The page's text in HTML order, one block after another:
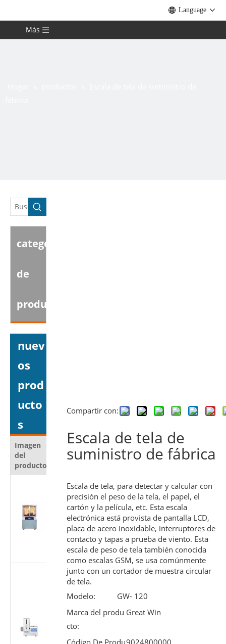
Language
Más
categoria
de
producto
nuev
os
prod
ucto
s
Imagen
del
producto
Nombre del
producto
Probador
automático
resistencia al
corte para
materiales
protectores
Probador de
rendimiento
deslizante de
médica |
Máquina de
prueba de
Compartir con:
Escala de tela de
suministro de fábrica
Escala de tela, para detectar y calcular con
precisión el peso de la tela, el papel, el
cartón y la película, etc. Esta escala
electrónica está provista de pantalla LCD,
placa de acero inoxidable, interruptores de
contacto y tapas a prueba de viento. Esta
escala de peso de tela también conocida
como escalas GSM, se usa comúnmente
junto con un cortador de muestra circular
de tela.
Modelo:
GW- 120
Marca del produ
cto:
Great Win
Código De Produ9024800000